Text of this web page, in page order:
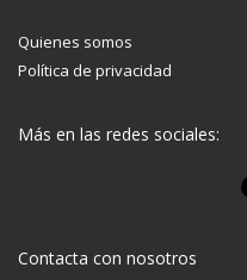
Quienes somos
Política de privacidad
Más en las redes sociales:
Contacta con nosotros